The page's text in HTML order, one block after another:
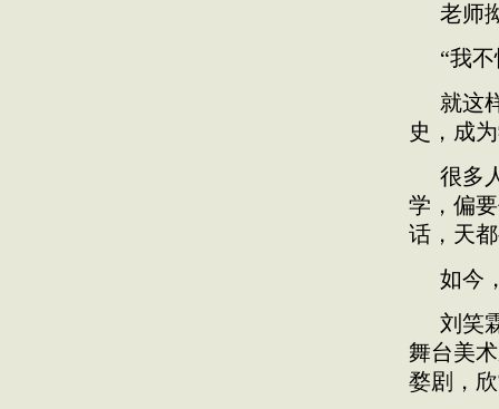
老师
“我
就这
史，成
很多
学，偏
话，天
如今
刘笑
舞台美
婺剧，